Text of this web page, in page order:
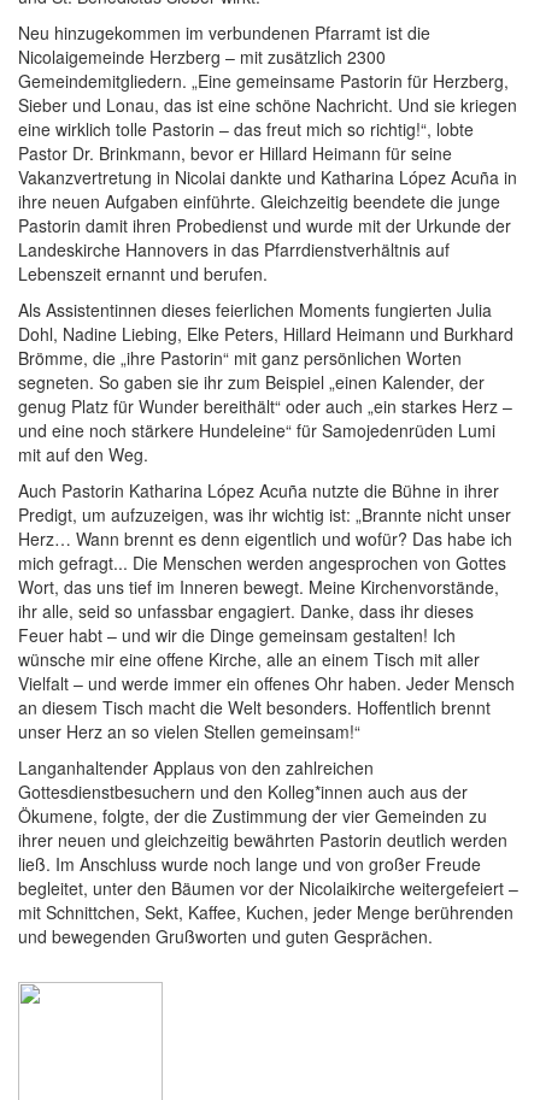
Neu hinzugekommen im verbundenen Pfarramt ist die
Nicolaigemeinde Herzberg – mit zusätzlich 2300
Gemeindemitgliedern. „Eine gemeinsame Pastorin für Herzberg,
Sieber und Lonau, das ist eine schöne Nachricht. Und sie kriegen
eine wirklich tolle Pastorin – das freut mich so richtig!“, lobte
Pastor Dr. Brinkmann, bevor er Hillard Heimann für seine
Vakanzvertretung in Nicolai dankte und Katharina López Acuña in
ihre neuen Aufgaben einführte. Gleichzeitig beendete die junge
Pastorin damit ihren Probedienst und wurde mit der Urkunde der
Landeskirche Hannovers in das Pfarrdienstverhältnis auf
Lebenszeit ernannt und berufen.
Als Assistentinnen dieses feierlichen Moments fungierten Julia
Dohl, Nadine Liebing, Elke Peters, Hillard Heimann und Burkhard
Brömme, die „ihre Pastorin“ mit ganz persönlichen Worten
segneten. So gaben sie ihr zum Beispiel „einen Kalender, der
genug Platz für Wunder bereithält“ oder auch „ein starkes Herz –
und eine noch stärkere Hundeleine“ für Samojedenrüden Lumi
mit auf den Weg.
Auch Pastorin Katharina López Acuña nutzte die Bühne in ihrer
Predigt, um aufzuzeigen, was ihr wichtig ist: „Brannte nicht unser
Herz… Wann brennt es denn eigentlich und wofür? Das habe ich
mich gefragt... Die Menschen werden angesprochen von Gottes
Wort, das uns tief im Inneren bewegt. Meine Kirchenvorstände,
ihr alle, seid so unfassbar engagiert. Danke, dass ihr dieses
Feuer habt – und wir die Dinge gemeinsam gestalten! Ich
wünsche mir eine offene Kirche, alle an einem Tisch mit aller
Vielfalt – und werde immer ein offenes Ohr haben. Jeder Mensch
an diesem Tisch macht die Welt besonders. Hoffentlich brennt
unser Herz an so vielen Stellen gemeinsam!“
Langanhaltender Applaus von den zahlreichen
Gottesdienstbesuchern und den Kolleg*innen auch aus der
Ökumene, folgte, der die Zustimmung der vier Gemeinden zu
ihrer neuen und gleichzeitig bewährten Pastorin deutlich werden
ließ. Im Anschluss wurde noch lange und von großer Freude
begleitet, unter den Bäumen vor der Nicolaikirche weitergefeiert –
mit Schnittchen, Sekt, Kaffee, Kuchen, jeder Menge berührenden
und bewegenden Grußworten und guten Gesprächen.